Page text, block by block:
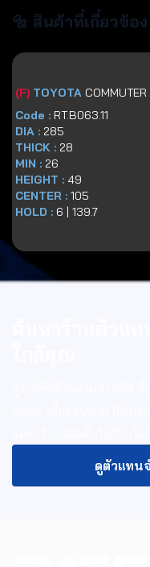
🔩 สินค้าที่เกี่ยวข้อง
(F) TOYOTA
Code : RT.B063.11
DIA : 285
THICK : 28
MIN : 26
HEIGHT : 49
CENTER : 105
HOLD : 6 | 139.7
ดูตัวแทน